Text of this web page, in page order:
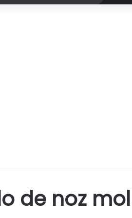
de noz